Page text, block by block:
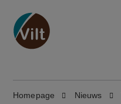
Homepage Nieuws